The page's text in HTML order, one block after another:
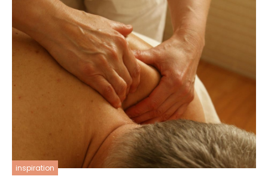
inspiration